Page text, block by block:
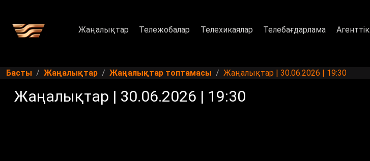
Жаңалықтар Тележобалар Телехикаялар Телебағдарлама Агенттік
Басты Жаңалықтар Жаңалықтар топтамасы Жаңалықтар | 30.06.2026 | 19:30
Жаңалықтар | 30.06.2026 | 19:30